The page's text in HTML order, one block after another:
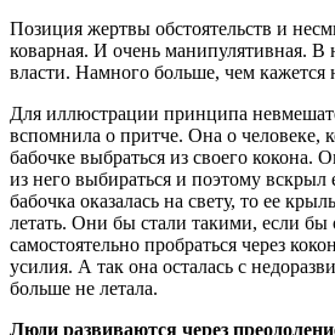
Позиция жертвы обстоятельств и
коварная. И очень манипулятивная.
власти. Намного больше, чем кажется
Для иллюстрации принципа
вспомнила о притче. Она о человеке,
бабочке выбраться из своего кокона.
из него выбираться и поэтому
бабочка оказалась на свету, то ее
летать. Они бы стали такими, если бы
самостоятельно пробраться через
усилия. А так она осталась с
больше не летала.
Люди развиваются через